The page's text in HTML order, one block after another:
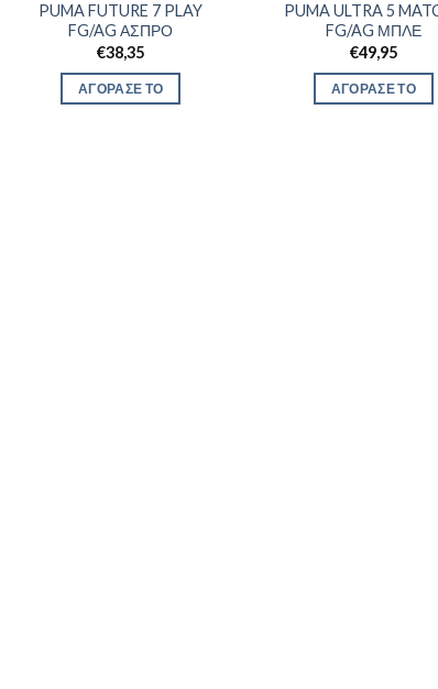
PUMA FUTURE 7 PLAY
FG/AG ΑΣΠΡΟ
€38,35
ΑΓΟΡΑΣΕ ΤΟ
PUMA ULTRA 5
FG/AG ΜΠΛΕ
€49,95
ΑΓΟΡΑΣΕ ΤΟ